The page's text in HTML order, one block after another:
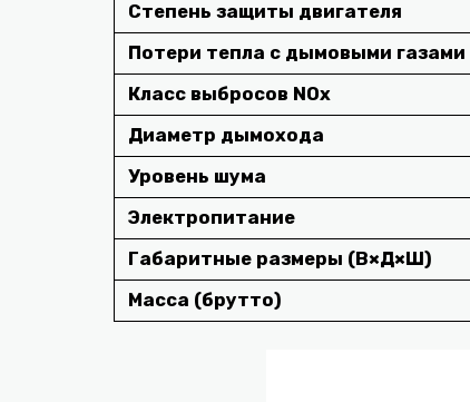
Степень защиты двигателя
Потери тепла с дымовыми газами
Класс выбросов NOx
Диаметр дымохода
Уровень шума
Электропитание
Габаритные размеры (В×Д×Ш)
Масса (брутто)